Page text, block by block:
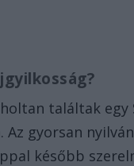
találtak
Az gyorsan
később